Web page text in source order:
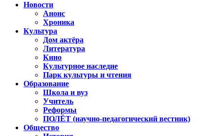
Новости
Анонс
Хроника
Культура
Дом актёра
Литература
Кино
Культурное наследие
Парк культуры и чтения
Образование
Школа и вуз
Учитель
Реформы
ПОЛЁТ (научно-педагогический вестник)
Общество